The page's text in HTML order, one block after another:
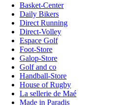
Basket-Center
Daily Bikers
Direct Running
Direct-Volley
Espace Golf
Foot-Store
Galop-Store
Golf and co
Handball-Store
House of Rugby
La sellerie de Maé
Made in Paradis